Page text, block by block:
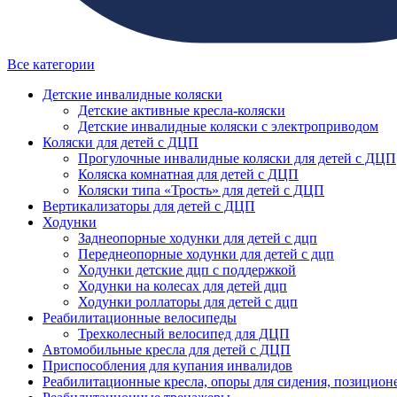
Все категории
Детские инвалидные коляски
Детские активные кресла-коляски
Детские инвалидные коляски с электроприводом
Коляски для детей с ДЦП
Прогулочные инвалидные коляски для детей с ДЦП
Коляска комнатная для детей с ДЦП
Коляски типа «Трость» для детей с ДЦП
Вертикализаторы для детей с ДЦП
Ходунки
Заднеопорные ходунки для детей с дцп
Переднеопорные ходунки для детей с дцп
Ходунки детские дцп с поддержкой
Ходунки на колесах для детей дцп
Ходунки роллаторы для детей с дцп
Реабилитационные велосипеды
Трехколесный велосипед для ДЦП
Автомобильные кресла для детей с ДЦП
Приспособления для купания инвалидов
Реабилитационные кресла, опоры для сидения,